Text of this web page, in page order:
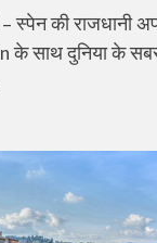
– स्पेन की राजधानी
के साथ दुनिया के